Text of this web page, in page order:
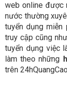
web online được
nước thường
tuyển dụng miễn
truy cập cũng
tuyển dụng việc
làm theo những
trên